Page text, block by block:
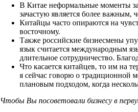
В Китае неформальные моменты
зачастую является более важным,
Китайцы часто опираются на
восточному.
Также российские бизнесмены
язык считается международным
длительное сотрудничество.
Что касается китайцев, то им на
я сейчас говорю о традиционной
плановым подходом, когда
Чтобы Вы посоветовали бизнесу в